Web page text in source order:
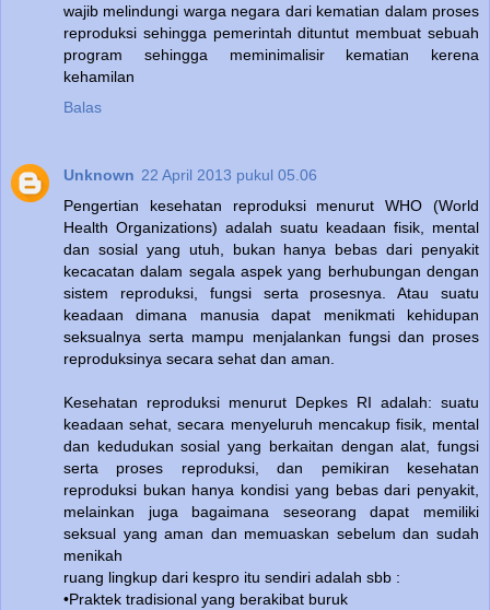
wajib melindungi warga negara dari kematian dalam proses
reproduksi sehingga pemerintah dituntut membuat sebuah
program sehingga meminimalisir kematian kerena
kehamilan
Balas
Unknown 22 April 2013 pukul 05.06
Pengertian kesehatan reproduksi menurut WHO (World
Health Organizations) adalah suatu keadaan fisik, mental
dan sosial yang utuh, bukan hanya bebas dari penyakit
kecacatan dalam segala aspek yang berhubungan dengan
sistem reproduksi, fungsi serta prosesnya. Atau suatu
keadaan dimana manusia dapat menikmati kehidupan
seksualnya serta mampu menjalankan fungsi dan proses
reproduksinya secara sehat dan aman.
Kesehatan reproduksi menurut Depkes RI adalah: suatu
keadaan sehat, secara menyeluruh mencakup fisik, mental
dan kedudukan sosial yang berkaitan dengan alat, fungsi
serta proses reproduksi, dan pemikiran kesehatan
reproduksi bukan hanya kondisi yang bebas dari penyakit,
melainkan juga bagaimana seseorang dapat memiliki
seksual yang aman dan memuaskan sebelum dan sudah
menikah
ruang lingkup dari kespro itu sendiri adalah sbb :
•Praktek tradisional yang berakibat buruk